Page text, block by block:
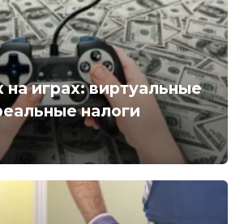
на играх: виртуальные
налоги